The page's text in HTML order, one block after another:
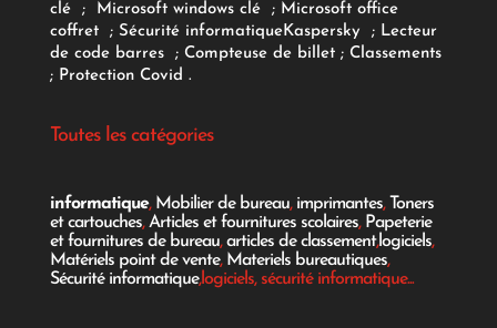
clé
; Microsoft windows clé; Microsoft office
coffret ; Sécurité informatiqueKaspersky ; Lecteur
de code barres
; Compteuse de billet; Classements
; Protection Covid .
Toutes les catégories
informatique, Mobilier de bureau, imprimantes, Toners
et cartouches,Articles et fournitures scolaires, Papeterie
et fournitures de bureau,articles de classement,logiciels,
Matériels point de vente, Materiels bureautiques,
Sécurité informatique,logiciels, sécurité informatique...